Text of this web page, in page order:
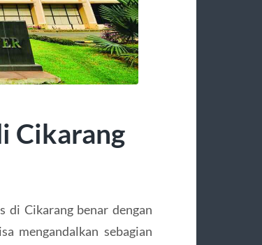
Cikarang
di Cikarang benar dengan
mengandalkan sebagian